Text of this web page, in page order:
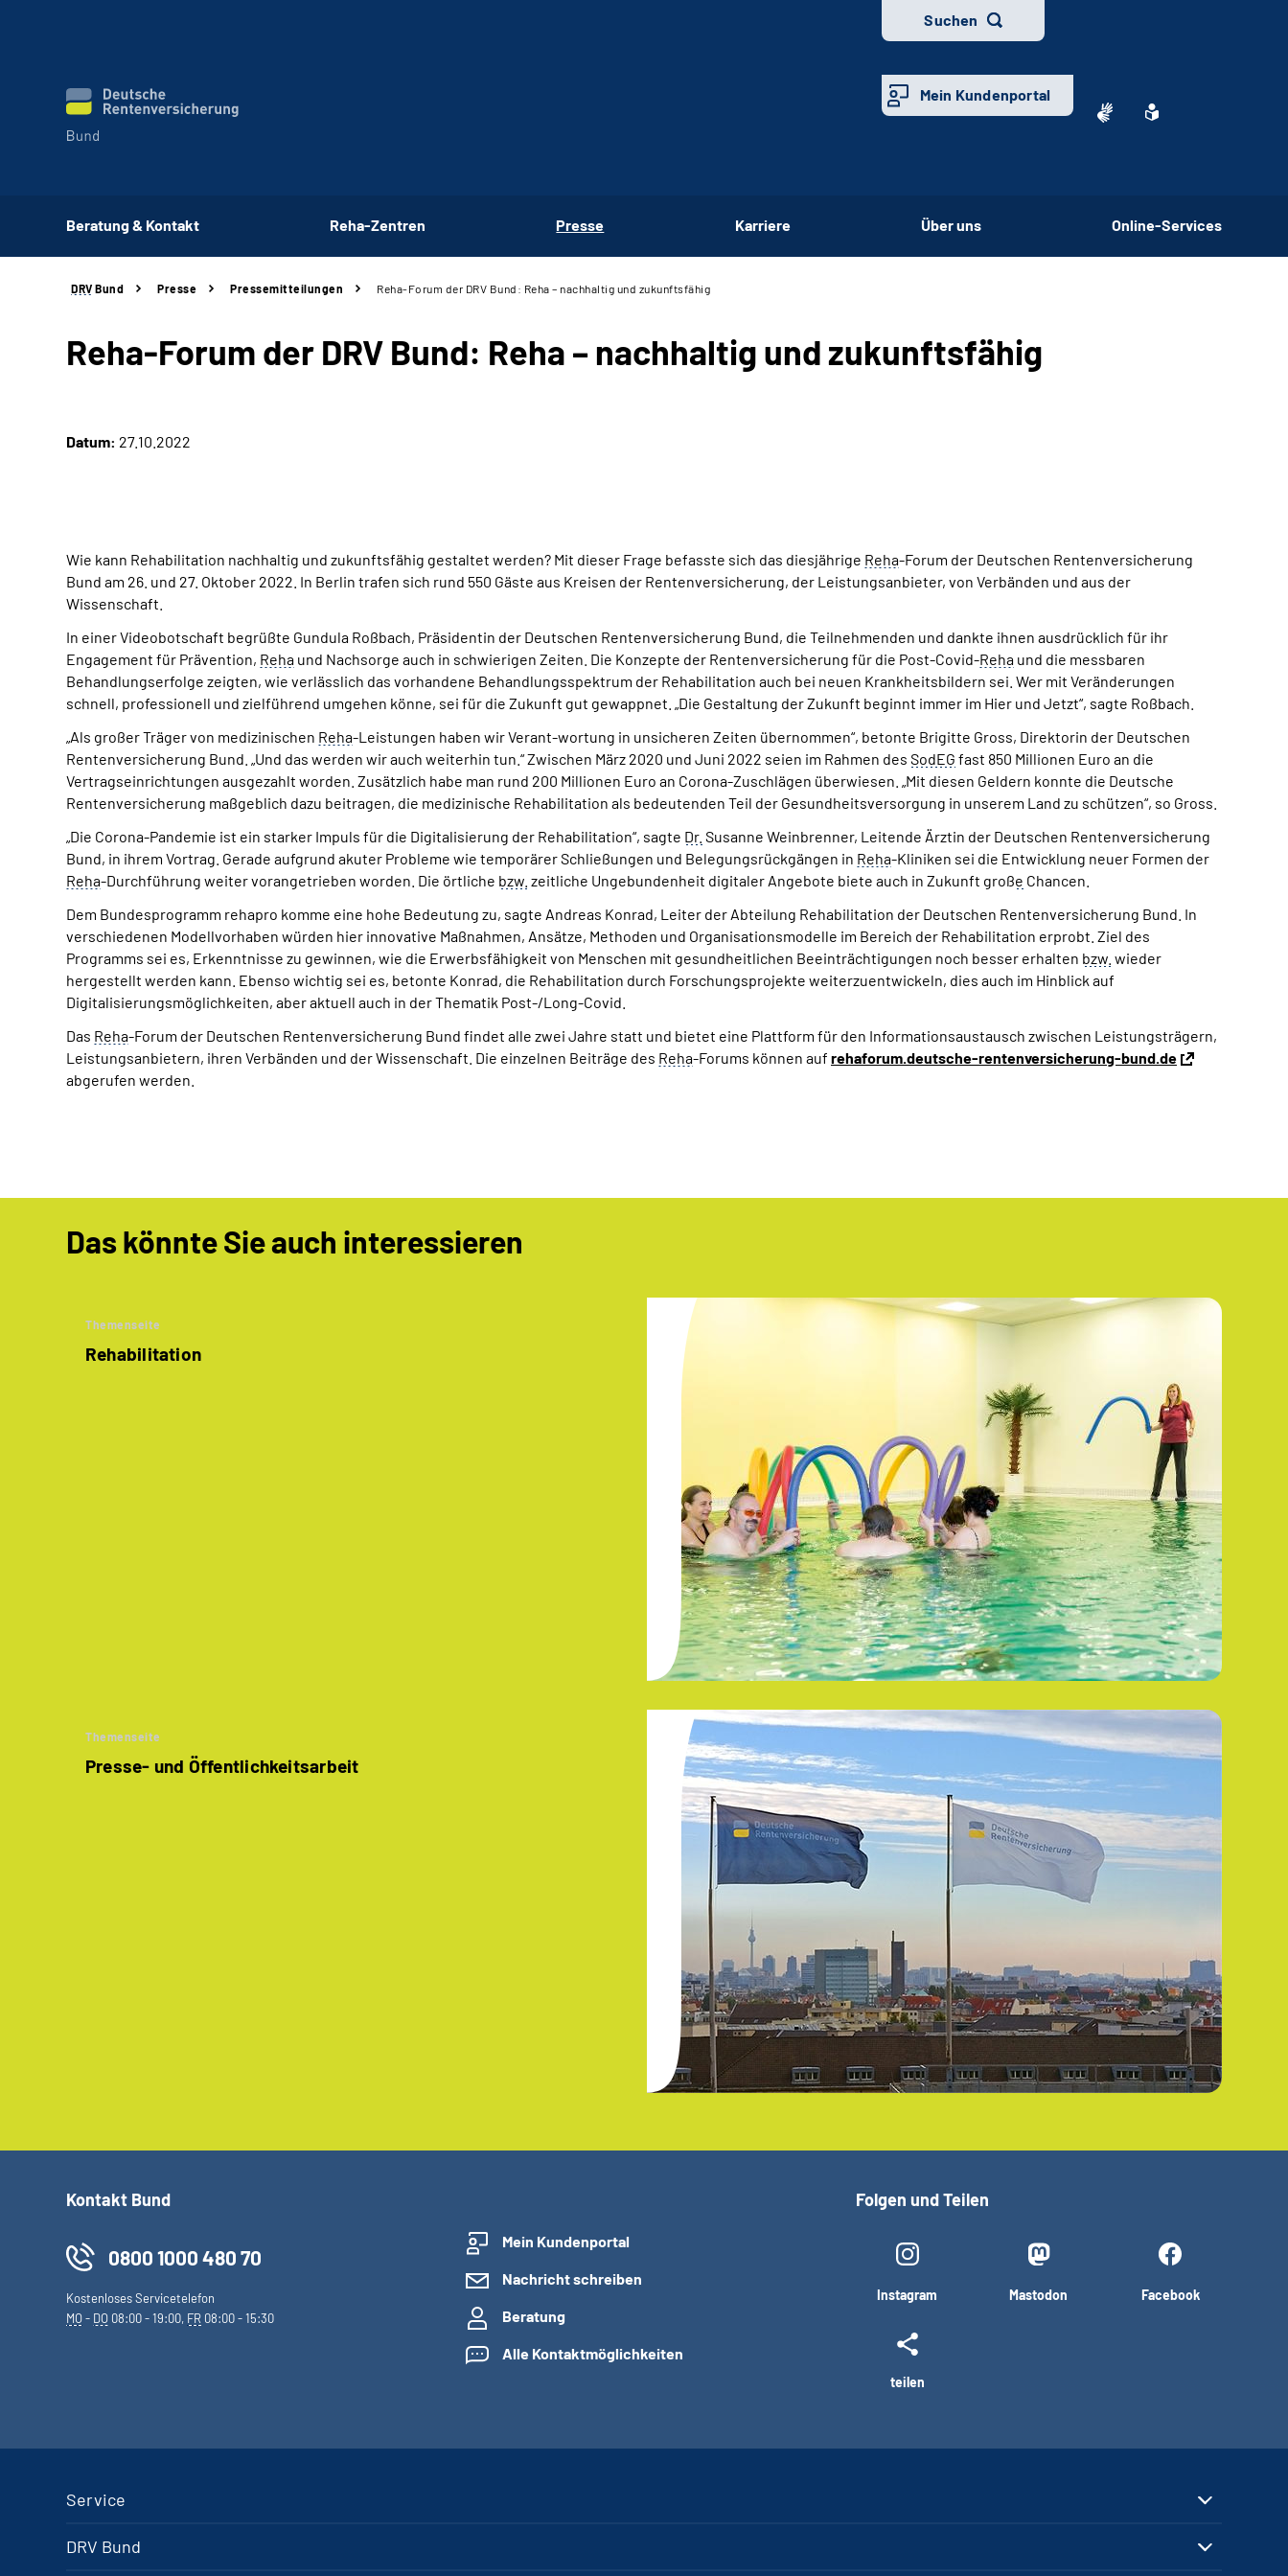
Suchen
Mein Kundenportal
Beratung & Kontakt Reha-Zentren Presse Karriere Über uns Online-Services
DRV Bund Presse Pressemitteilungen Reha-Forum der DRV Bund: Reha – nachhaltig und zukunftsfähig
Reha-Forum der DRV Bund: Reha – nachhaltig und zukunftsfähig
Datum: 27.10.2022
Wie kann Rehabilitation nachhaltig und zukunftsfähig gestaltet werden? Mit dieser Frage befasste sich das diesjährige Reha-Forum der Deutschen Rentenversicherung
Bund am 26. und 27. Oktober 2022. In Berlin trafen sich rund 550 Gäste aus Kreisen der Rentenversicherung, der Leistungsanbieter, von Verbänden und aus der
Wissenschaft.
In einer Videobotschaft begrüßte Gundula Roßbach, Präsidentin der Deutschen Rentenversicherung Bund, die Teilnehmenden und dankte ihnen ausdrücklich für ihr
Engagement für Prävention, Reha und Nachsorge auch in schwierigen Zeiten. Die Konzepte der Rentenversicherung für die Post-Covid-Reha und die messbaren
Behandlungserfolge zeigten, wie verlässlich das vorhandene Behandlungsspektrum der Rehabilitation auch bei neuen Krankheitsbildern sei. Wer mit Veränderungen
schnell, professionell und zielführend umgehen könne, sei für die Zukunft gut gewappnet. „Die Gestaltung der Zukunft beginnt immer im Hier und Jetzt“, sagte Roßbach.
„Als großer Träger von medizinischen Reha-Leistungen haben wir Verant-wortung in unsicheren Zeiten übernommen“, betonte Brigitte Gross, Direktorin der Deutschen
Rentenversicherung Bund. „Und das werden wir auch weiterhin tun.“ Zwischen März 2020 und Juni 2022 seien im Rahmen des SodEG fast 850 Millionen Euro an die
Vertragseinrichtungen ausgezahlt worden. Zusätzlich habe man rund 200 Millionen Euro an Corona-Zuschlägen überwiesen. „Mit diesen Geldern konnte die Deutsche
Rentenversicherung maßgeblich dazu beitragen, die medizinische Rehabilitation als bedeutenden Teil der Gesundheitsversorgung in unserem Land zu schützen“, so Gross.
„Die Corona-Pandemie ist ein starker Impuls für die Digitalisierung der Rehabilitation“, sagte Dr. Susanne Weinbrenner, Leitende Ärztin der Deutschen Rentenversicherung
Bund, in ihrem Vortrag. Gerade aufgrund akuter Probleme wie temporärer Schließungen und Belegungsrückgängen in Reha-Kliniken sei die Entwicklung neuer Formen der
Reha-Durchführung weiter vorangetrieben worden. Die örtliche bzw. zeitliche Ungebundenheit digitaler Angebote biete auch in Zukunft große Chancen.
Dem Bundesprogramm rehapro komme eine hohe Bedeutung zu, sagte Andreas Konrad, Leiter der Abteilung Rehabilitation der Deutschen Rentenversicherung Bund. In
verschiedenen Modellvorhaben würden hier innovative Maßnahmen, Ansätze, Methoden und Organisationsmodelle im Bereich der Rehabilitation erprobt. Ziel des
Programms sei es, Erkenntnisse zu gewinnen, wie die Erwerbsfähigkeit von Menschen mit gesundheitlichen Beeinträchtigungen noch besser erhalten bzw. wieder
hergestellt werden kann. Ebenso wichtig sei es, betonte Konrad, die Rehabilitation durch Forschungsprojekte weiterzuentwickeln, dies auch im Hinblick auf
Digitalisierungsmöglichkeiten, aber aktuell auch in der Thematik Post-/Long-Covid.
Das Reha-Forum der Deutschen Rentenversicherung Bund findet alle zwei Jahre statt und bietet eine Plattform für den Informationsaustausch zwischen Leistungsträgern,
Leistungsanbietern, ihren Verbänden und der Wissenschaft. Die einzelnen Beiträge des Reha-Forums können auf rehaforum.deutsche-rentenversicherung-bund.de
abgerufen werden.
Das könnte Sie auch interessieren
Themenseite
Rehabilitation
Themenseite
Presse- und Öffentlichkeitsarbeit
Kontakt Bund
0800 1000 480 70
Kostenloses Servicetelefon
MO- DO 08:00 - 19:00, FR 08:00 - 15:30
Mein Kundenportal
Nachricht schreiben
Beratung
Alle Kontaktmöglichkeiten
Folgen und Teilen
Instagram Mastodon Facebook
teilen
Service
DRV Bund